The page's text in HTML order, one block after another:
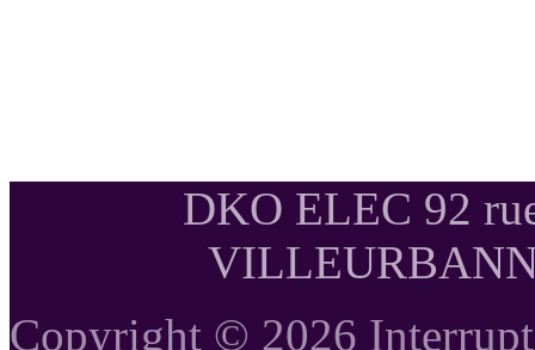
DKO ELEC 92
Copyright © 2026